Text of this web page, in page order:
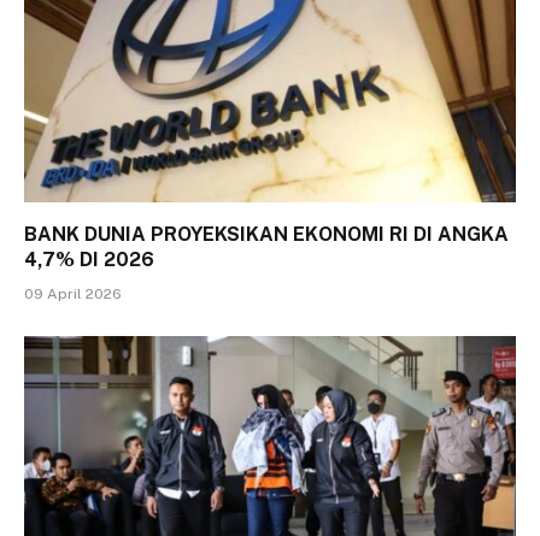
BANK DUNIA PROYEKSIKAN EKONOMI RI DI ANGKA
4,7% DI 2026
09 April 2026